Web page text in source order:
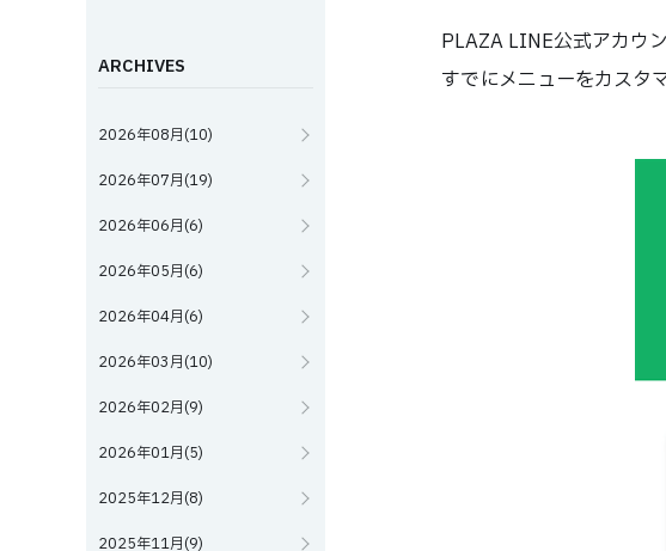
ARCHIVES
2026年08月(10)
2026年07月(19)
2026年06月(6)
2026年05月(6)
2026年04月(6)
2026年03月(10)
2026年02月(9)
2026年01月(5)
2025年12月(8)
2025年11月(9)
PLAZA LINE公式アカウ
すでにメニューをカスタ